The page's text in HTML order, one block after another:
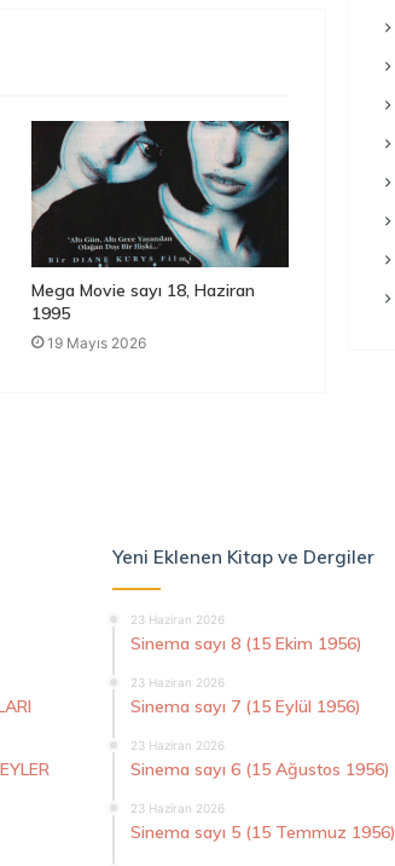
Mega Movie sayı 18, Haziran
1995
19 Mayıs 2026
Yeni Eklenen Kitap ve Dergiler
23 Haziran 2026
Sinema sayı 8 (15 Ekim 1956)
23 Haziran 2026
Sinema sayı 7 (15 Eylül 1956)
23 Haziran 2026
Sinema sayı 6 (15 Ağustos 1956)
23 Haziran 2026
Sinema sayı 5 (15 Temmuz 1956)